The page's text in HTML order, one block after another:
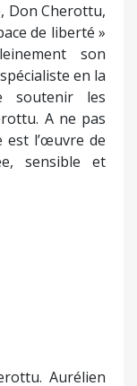
Aurélien
: la nièce,
: l’étudiant,
Jordan